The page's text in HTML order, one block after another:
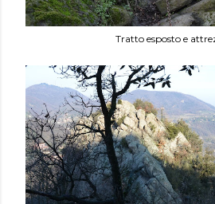
Tratto esposto e